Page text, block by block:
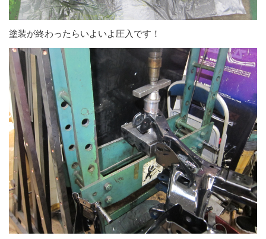
塗装が終わったらいよいよ圧入です！